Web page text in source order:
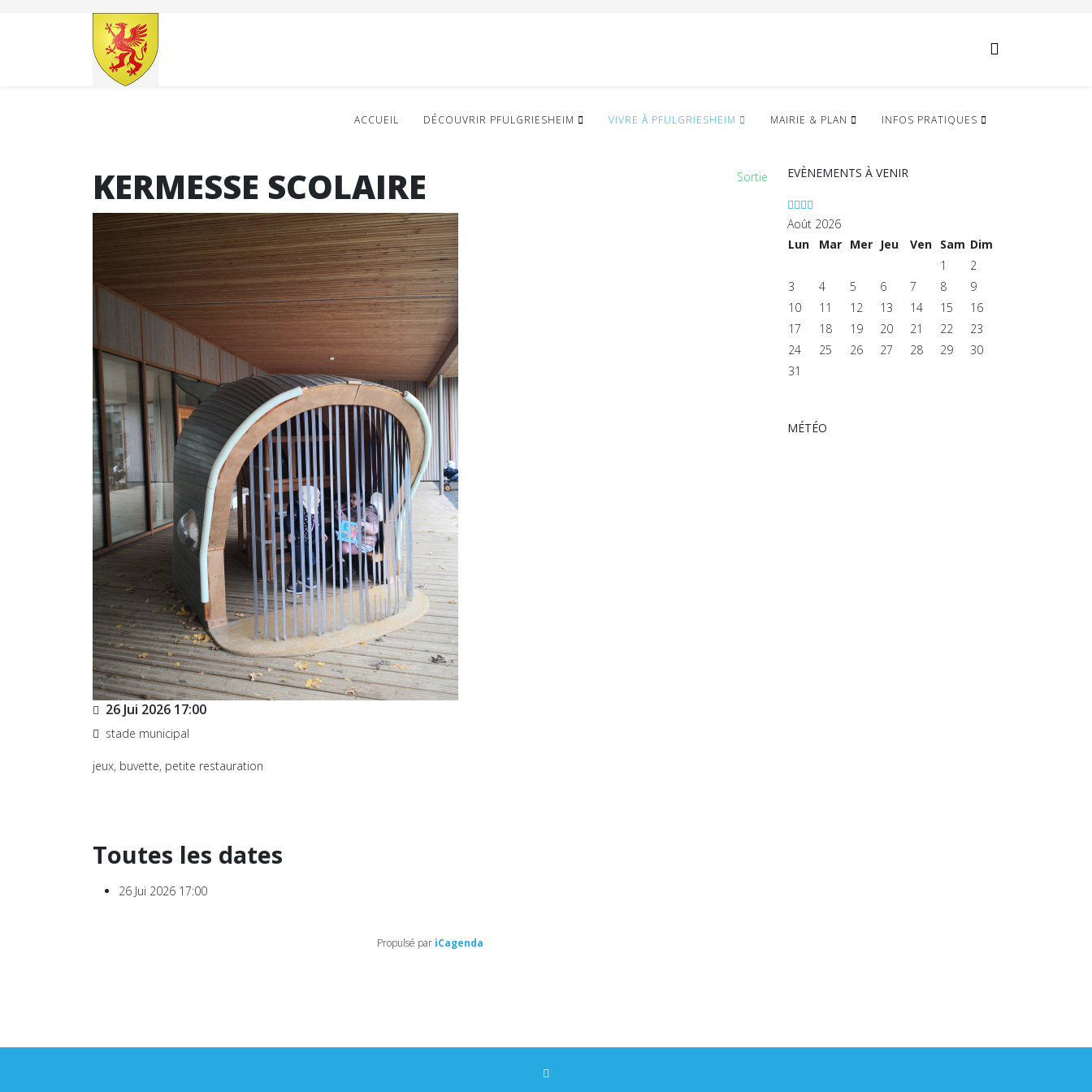
ACCUEIL DÉCOUVRIR PFULGRIESHEIM VIVRE À PFULGRIESHEIM MAIRIE & PLAN INFOS PRATIQUES
KERMESSE SCOLAIRE Sortie
26 Jui 2026 17:00
stade municipal
jeux, buvette, petite restauration
Toutes les dates
26 Jui 2026 17:00
Propulsé par iCagenda
EVÈNEMENTS À VENIR
Août 2026
Lun
Mar Mer Jeu Ven Sam Dim
1
2
3
4 5 6 7 8
9
10
11 12 13 14 15
16
17
18 19 20 21 22
23
24
25 26 27 28 29
30
31
MÉTÉO